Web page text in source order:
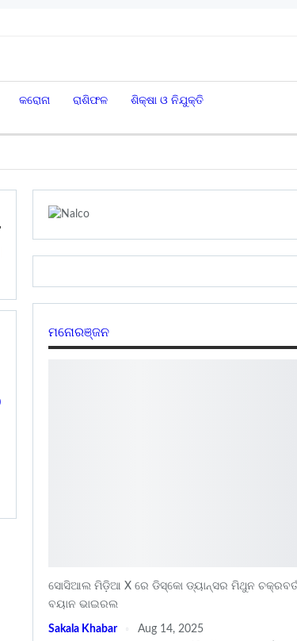
କରୋନା ରାଶିଫଳ ଶିକ୍ଷା ଓ ନିଯୁକ୍ତି
ମନୋରଞ୍ଜନ
ସୋସିଆଲ ମିଡ଼ିଆ X ରେ ଡିସ୍କୋ ଡ୍ୟାନ୍ସର ମିଥୁନ
ବୟାନ ଭାଇରଲ
Sakala Khabar Aug 14, 2025